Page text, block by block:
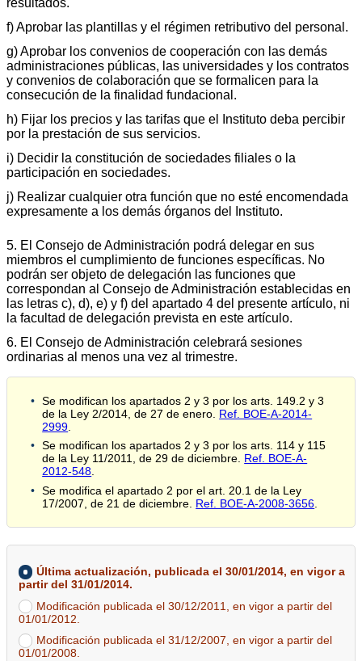
resultados.
f) Aprobar las plantillas y el régimen retributivo del personal.
g) Aprobar los convenios de cooperación con las demás
administraciones públicas, las universidades y los contratos
y convenios de colaboración que se formalicen para la
consecución de la finalidad fundacional.
h) Fijar los precios y las tarifas que el Instituto deba percibir
por la prestación de sus servicios.
i) Decidir la constitución de sociedades filiales o la
participación en sociedades.
j) Realizar cualquier otra función que no esté encomendada
expresamente a los demás órganos del Instituto.
5. El Consejo de Administración podrá delegar en sus
miembros el cumplimiento de funciones específicas. No
podrán ser objeto de delegación las funciones que
correspondan al Consejo de Administración establecidas en
las letras c), d), e) y f) del apartado 4 del presente artículo, ni
la facultad de delegación prevista en este artículo.
6. El Consejo de Administración celebrará sesiones
ordinarias al menos una vez al trimestre.
Se modifican los apartados 2 y 3 por los arts. 149.2 y 3
de la Ley 2/2014, de 27 de enero. Ref. BOE-A-2014-
2999
Se modifican los apartados 2 y 3 por los arts. 114 y 115
de la Ley 11/2011, de 29 de diciembre. Ref. BOE-A-
2012-548.
Se modifica el apartado 2 por el art. 20.1 de la Ley
17/2007, de 21 de diciembre. Ref. BOE-A-2008-3656
Última actualización, publicada el 30/01/2014, en vigor a
partir del 31/01/2014.
Modificación publicada el 30/12/2011, en vigor a partir del
01/01/2012.
Modificación publicada el 31/12/2007, en vigor a partir del
01/01/2008.